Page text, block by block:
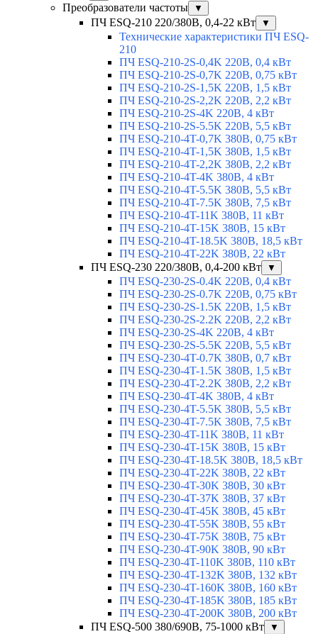
Преобразователи частоты ▼
ПЧ ESQ-210 220/380В, 0,4-22 кВт ▼
Технические характеристики ПЧ ESQ-
210
ПЧ ESQ-210-2S-0,4K 220В, 0,4 кВт
ПЧ ESQ-210-2S-0,7K 220В, 0,75 кВт
ПЧ ESQ-210-2S-1,5K 220В, 1,5 кВт
ПЧ ESQ-210-2S-2,2K 220В, 2,2 кВт
ПЧ ESQ-210-2S-4K 220В, 4 кВт
ПЧ ESQ-210-2S-5.5K 220В, 5,5 кВт
ПЧ ESQ-210-4T-0,7K 380В, 0,75 кВт
ПЧ ESQ-210-4T-1,5K 380В, 1,5 кВт
ПЧ ESQ-210-4T-2,2K 380В, 2,2 кВт
ПЧ ESQ-210-4T-4K 380В, 4 кВт
ПЧ ESQ-210-4T-5.5K 380В, 5,5 кВт
ПЧ ESQ-210-4T-7.5K 380В, 7,5 кВт
ПЧ ESQ-210-4T-11K 380В, 11 кВт
ПЧ ESQ-210-4T-15K 380В, 15 кВт
ПЧ ESQ-210-4T-18.5K 380В, 18,5 кВт
ПЧ ESQ-210-4T-22K 380В, 22 кВт
ПЧ ESQ-230 220/380В, 0,4-200 кВт
▼
ПЧ ESQ-230-2S-0.4K 220В, 0,4 кВт
ПЧ ESQ-230-2S-0.7K 220В, 0,75 кВт
ПЧ ESQ-230-2S-1.5K 220В, 1,5 кВт
ПЧ ESQ-230-2S-2.2K 220В, 2,2 кВт
ПЧ ESQ-230-2S-4K 220В, 4 кВт
ПЧ ESQ-230-2S-5.5K 220В, 5,5 кВт
ПЧ ESQ-230-4T-0.7K 380В, 0,7 кВт
ПЧ ESQ-230-4T-1.5K 380В, 1,5 кВт
ПЧ ESQ-230-4T-2.2K 380В, 2,2 кВт
ПЧ ESQ-230-4T-4K 380В, 4 кВт
ПЧ ESQ-230-4T-5.5K 380В, 5,5 кВт
ПЧ ESQ-230-4T-7.5K 380В, 7,5 кВт
ПЧ ESQ-230-4T-11K 380В, 11 кВт
ПЧ ESQ-230-4T-15K 380В, 15 кВт
ПЧ ESQ-230-4T-18.5K 380В, 18,5 кВт
ПЧ ESQ-230-4T-22K 380В, 22 кВт
ПЧ ESQ-230-4T-30K 380В, 30 кВт
ПЧ ESQ-230-4T-37K 380В, 37 кВт
ПЧ ESQ-230-4T-45K 380В, 45 кВт
ПЧ ESQ-230-4T-55K 380В, 55 кВт
ПЧ ESQ-230-4T-75K 380В, 75 кВт
ПЧ ESQ-230-4T-90K 380В, 90 кВт
ПЧ ESQ-230-4T-110K 380В, 110 кВт
ПЧ ESQ-230-4T-132K 380В, 132 кВт
ПЧ ESQ-230-4T-160K 380В, 160 кВт
ПЧ ESQ-230-4T-185K 380В, 185 кВт
ПЧ ESQ-230-4T-200K 380В, 200 кВт
ПЧ ESQ-500 380/690В, 75-1000 кВт
▼